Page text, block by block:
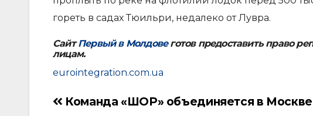
гореть в садах Тюильри, недалеко от Лувра.
СайтПервый в Молдовеготов предоставить право
лицам.
eurointegration.com.ua
Навигация
Команда «ШОР» объединяется в